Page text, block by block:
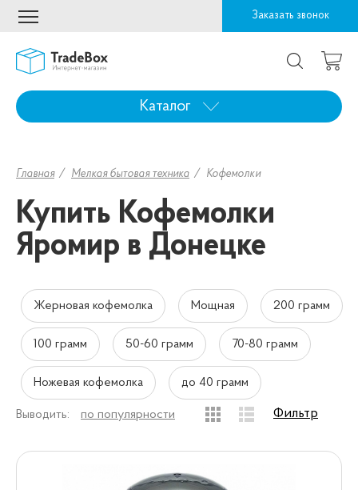
Заказать звонок
Каталог
Главная Мелкая бытовая техника Кофемолки
Купить Кофемолки
Яромир в Донецке
Жерновая кофемолка Мощная 200 грамм
100 грамм 50-60 грамм 70-80 грамм
Ножевая кофемолка до 40 грамм
Выводить: по популярности Фильтр